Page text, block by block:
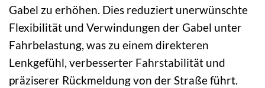
Gabel zu erhöhen. Dies reduziert unerwünschte
Flexibilität und Verwindungen der Gabel unter
Fahrbelastung, was zu einem direkteren
Lenkgefühl, verbesserter Fahrstabilität und
präziserer Rückmeldung von der Straße führt.